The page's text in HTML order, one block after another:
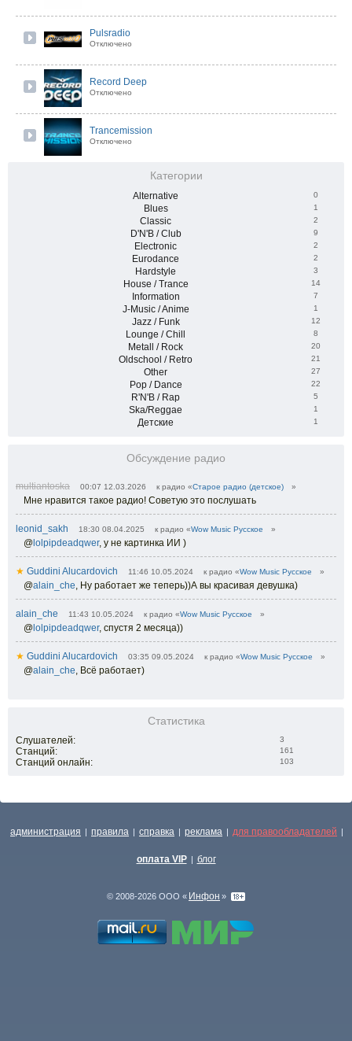
Pulsradio
Отключено
Record Deep
Отключено
Trancemission
Отключено
Категории
Alternative 0
Blues 1
Classic 2
D'N'B / Club 9
Electronic 2
Eurodance 2
Hardstyle 3
House / Trance 14
Information 7
J-Music / Anime 1
Jazz / Funk 12
Lounge / Chill 8
Metall / Rock 20
Oldschool / Retro 21
Other 27
Pop / Dance 22
R'N'B / Rap 5
Ska/Reggae 1
Детские 1
Обсуждение радио
multiantoska 00:07 12.03.2026 к радио «Старое радио (детское) »
Мне нравится такое радио! Советую это послушать
leonid_sakh 18:30 08.04.2025 к радио «Wow Music Русское »
@ lolpipdeadqwer, у не картинка ИИ )
★ Guddini Alucardovich 11:46 10.05.2024 к радио «Wow Music Русское »
@alain_che, Ну работает же теперь))А вы красивая девушка)
alain_che 11:43 10.05.2024 к радио «Wow Music Русское »
@ lolpipdeadqwer, спустя 2 месяца))
★ Guddini Alucardovich 03:35 09.05.2024 к радио «Wow Music Русское »
@alain_che, Всё работает)
Статистика
Слушателей: 3
Станций: 161
Станций онлайн: 103
администрация | правила | справка | реклама | для правообладателей |
оплата VIP | блог
© 2008-2026 ООО « Инфон »